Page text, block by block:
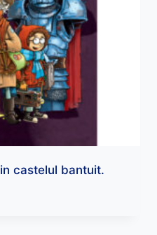
castelul bantuit.